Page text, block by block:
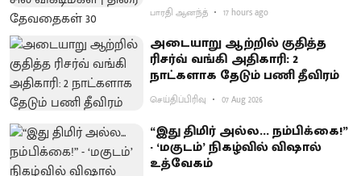
பாரதி ஆனந்த் 17 hours ago
அடையாறு ஆற்றில் குதித்த
ரிசர்வ் வங்கி அதிகாரி: 2
நாட்களாக தேடும் பணி தீவிரம்
செய்திப்பிரிவு 07 Aug 2026
“இது திமிர் அல்ல... நம்பிக்கை!”
- ‘மகுடம்’ நிகழ்வில் விஷால்
உத்வேகம்